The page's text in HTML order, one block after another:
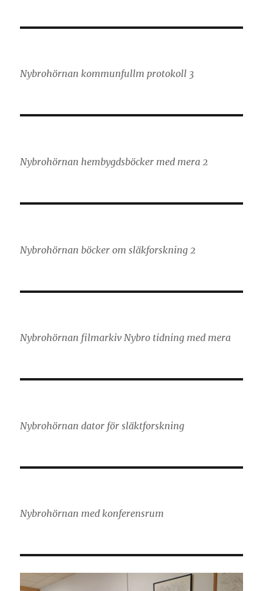
Nybrohörnan kommunfullm protokoll 3
Nybrohörnan hembygdsböcker med mera 2
Nybrohörnan böcker om släkforskning 2
Nybrohörnan filmarkiv Nybro tidning med mera
Nybrohörnan dator för släktforskning
Nybrohörnan med konferensrum